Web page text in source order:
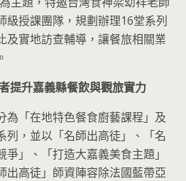
級授課團隊，規劃辦理16堂系列
及實地訪查輔導，讓餐旅相關業
提升嘉義縣餐飲與觀旅實力
為「在地特色餐食廚藝課程」及
列，並以「名師出高徒」、「名
」、「打造大嘉義美食主題」
出高徒」師資陣容除法國藍帶亞